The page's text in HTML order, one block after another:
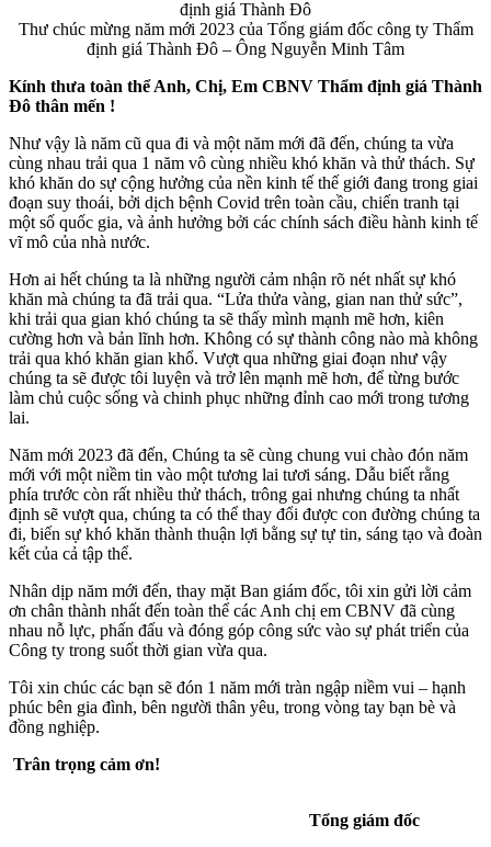
Thư chúc mừng năm mới 2023 của Tổng giám đốc công ty Thẩm
định giá Thành Đô – Ông Nguyễn Minh Tâm
Kính thưa toàn thể Anh, Chị, Em CBNV Thẩm định giá Thành
Đô thân mến !
Như vậy là năm cũ qua đi và một năm mới đã đến, chúng ta vừa
cùng nhau trải qua 1 năm vô cùng nhiều khó khăn và thử thách. Sự
khó khăn do sự cộng hưởng của nền kinh tế thế giới đang trong giai
đoạn suy thoái, bởi dịch bệnh Covid trên toàn cầu, chiến tranh tại
một số quốc gia, và ảnh hưởng bởi các chính sách điều hành kinh tế
vĩ mô của nhà nước.
Hơn ai hết chúng ta là những người cảm nhận rõ nét nhất sự khó
khăn mà chúng ta đã trải qua. “Lửa thửa vàng, gian nan thử sức”,
khi trải qua gian khó chúng ta sẽ thấy mình mạnh mẽ hơn, kiên
cường hơn và bản lĩnh hơn. Không có sự thành công nào mà không
trải qua khó khăn gian khổ. Vượt qua những giai đoạn như vậy
chúng ta sẽ được tôi luyện và trở lên mạnh mẽ hơn, để từng bước
làm chủ cuộc sống và chinh phục những đỉnh cao mới trong tương
lai.
Năm mới 2023 đã đến, Chúng ta sẽ cùng chung vui chào đón năm
mới với một niềm tin vào một tương lai tươi sáng. Dẫu biết rằng
phía trước còn rất nhiều thử thách, trông gai nhưng chúng ta nhất
định sẽ vượt qua, chúng ta có thể thay đổi được con đường chúng ta
đi, biến sự khó khăn thành thuận lợi bằng sự tự tin, sáng tạo và đoàn
kết của cả tập thể.
Nhân dịp năm mới đến, thay mặt Ban giám đốc, tôi xin gửi lời cảm
ơn chân thành nhất đến toàn thể các Anh chị em CBNV đã cùng
nhau nỗ lực, phấn đấu và đóng góp công sức vào sự phát triển của
Công ty trong suốt thời gian vừa qua.
Tôi xin chúc các bạn sẽ đón 1 năm mới tràn ngập niềm vui – hạnh
phúc bên gia đình, bên người thân yêu, trong vòng tay bạn bè và
đồng nghiệp.
Trân trọng cảm ơn!
Tổng giám đốc